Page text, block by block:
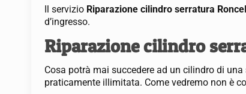
Il servizio Riparazione cilindro serratura
d’ingresso.
Riparazione cilindro
Cosa potrà mai succedere ad un cilindro di
praticamente illimitata. Come vedremo non è